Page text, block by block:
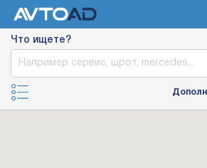
Что ищете?